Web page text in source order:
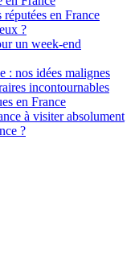
en France
?
un week-end
: nos idées malignes
incontournables
en France
à visiter absolument
?